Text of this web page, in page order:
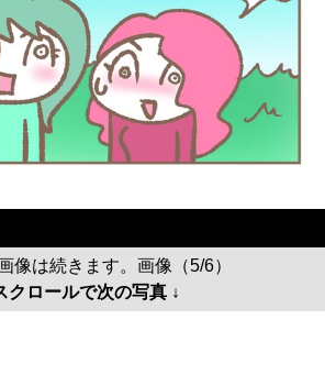
像は続きます。画像（5/6）
クロールで次の写真 ↓